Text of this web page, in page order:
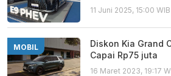
11 Juni 2025, 15:00 WIB
MOBIL
Diskon Kia Grand
Capai Rp75 juta
16 Maret 2023, 19:17